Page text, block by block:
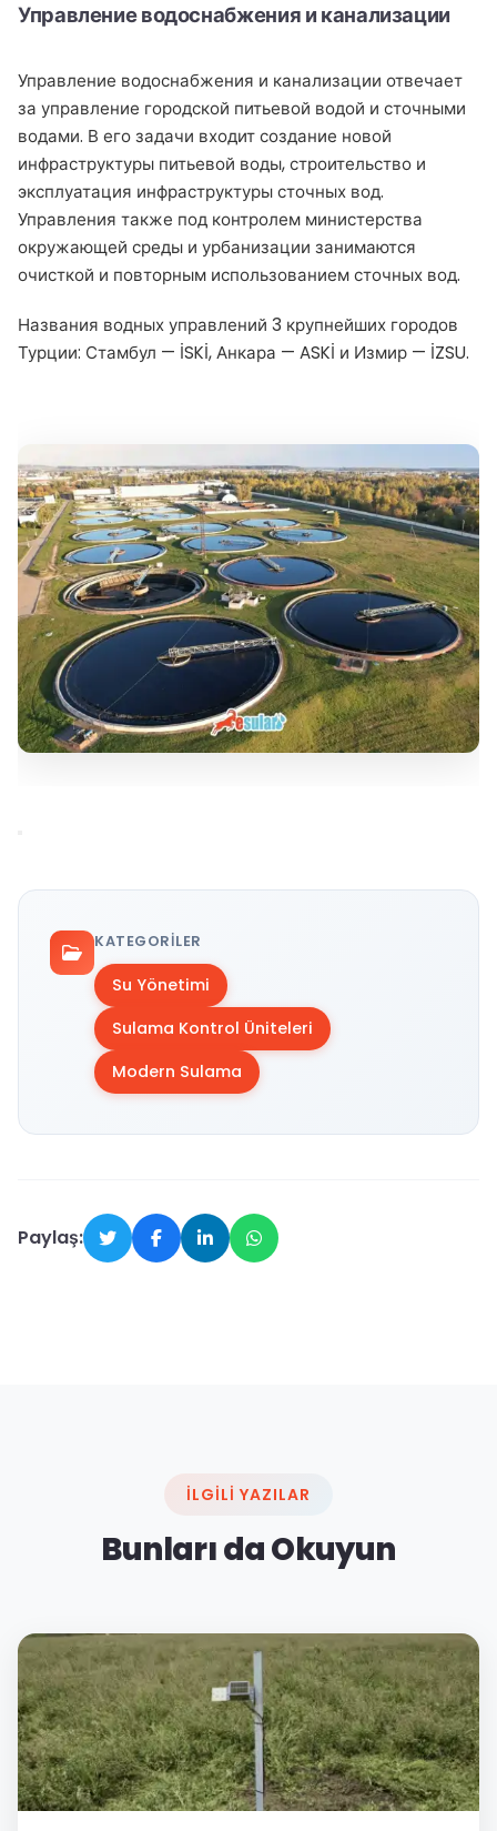
Управление водоснабжения и канализации
Управление водоснабжения и канализации отвечает
за управление городской питьевой водой и сточными
водами. В его задачи входит создание новой
инфраструктуры питьевой воды, строительство и
эксплуатация инфраструктуры сточных вод.
Управления также под контролем министерства
окружающей среды и урбанизации занимаются
очисткой и повторным использованием сточных вод.
Названия водных управлений 3 крупнейших городов
Турции: Стамбул — İSKİ, Анкара — ASKİ и Измир — İZSU.
KATEGORILER
Su Yönetimi
Sulama Kontrol Üniteleri
Modern Sulama
Paylaş:
İLGILI YAZILAR
Bunları da Okuyun